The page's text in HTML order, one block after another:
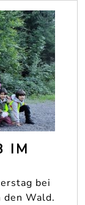
IM
bei
Wald.